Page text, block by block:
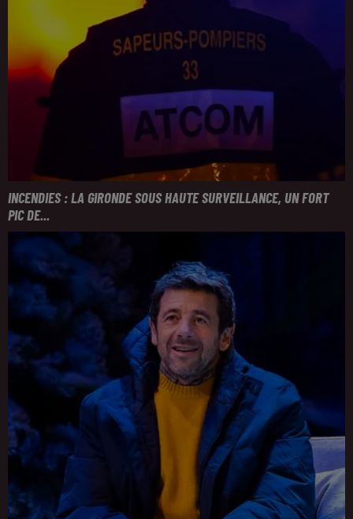
INCENDIES : LA GIRONDE SOUS HAUTE SURVEILLANCE, UN FORT
PIC DE...